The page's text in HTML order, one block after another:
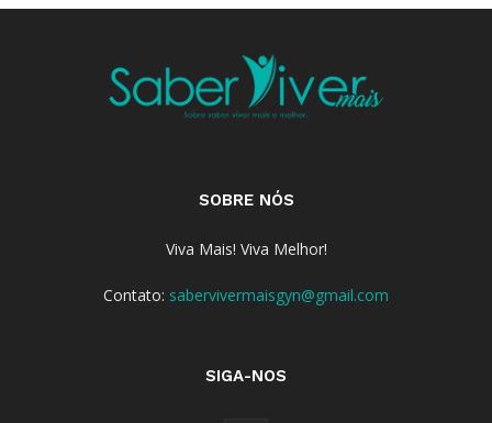
SOBRE NÓS
Viva Mais! Viva Melhor!
Contato: sabervivermaisgyn@gmail.com
SIGA-NOS